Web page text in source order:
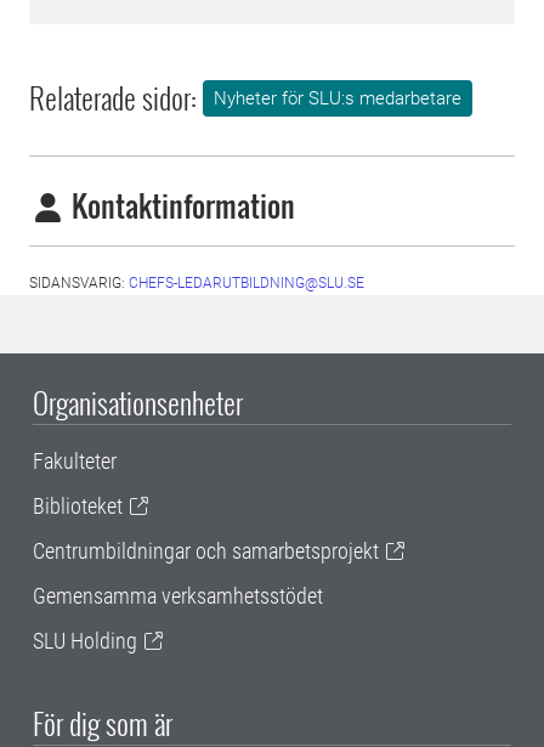
Relaterade sidor: Nyheter för SLU:s medarbetare
Kontaktinformation
SIDANSVARIG: CHEFS-LEDARUTBILDNING@SLU.SE
Organisationsenheter
Fakulteter
Biblioteket
Centrumbildningar och samarbetsprojekt
Gemensamma verksamhetsstödet
SLU Holding
För dig som är